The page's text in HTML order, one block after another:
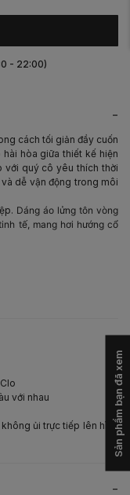
-
cách tối giản đầy cuốn
hòa giữa thiết kế hiện
với quý cô yêu thích thời
dễ vận động trong môi
Dáng áo lửng tôn vòng
tế, mang hơi hướng cổ
với nhau
ủi trực tiếp lên hình
-
- 22:00)
Sản phẩm bạn đã xem